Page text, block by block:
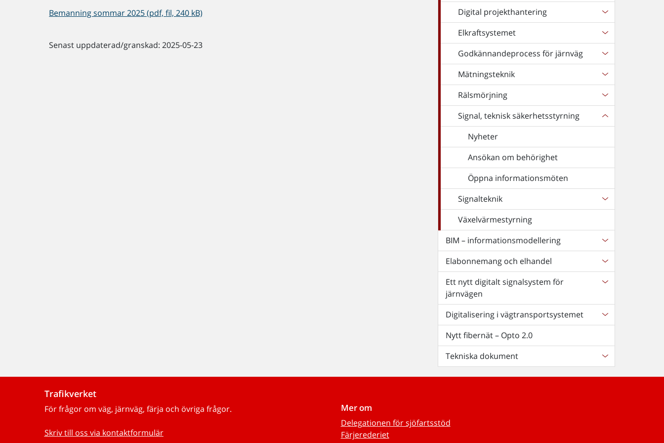
Bemanning sommar 2025 (pdf, fil, 240 kB)
Senast uppdaterad/granskad: 2025-05-23
Digital projekthantering
Elkraftsystemet
Godkännandeprocess för järnväg
Mätningsteknik
Rälsmörjning
Signal, teknisk säkerhetsstyrning
Nyheter
Ansökan om behörighet
Öppna informationsmöten
Signalteknik
Växelvärmestyrning
BIM – informationsmodellering
Elabonnemang och elhandel
Ett nytt digitalt signalsystem för
järnvägen
Digitalisering i vägtransportsystemet
Nytt fibernät – Opto 2.0
Tekniska dokument
Trafikverket
För frågor om väg, järnväg, färja och övriga frågor.
Skriv till oss via kontaktformulär
Mer om
Delegationen för sjöfartsstöd
Färjerederiet